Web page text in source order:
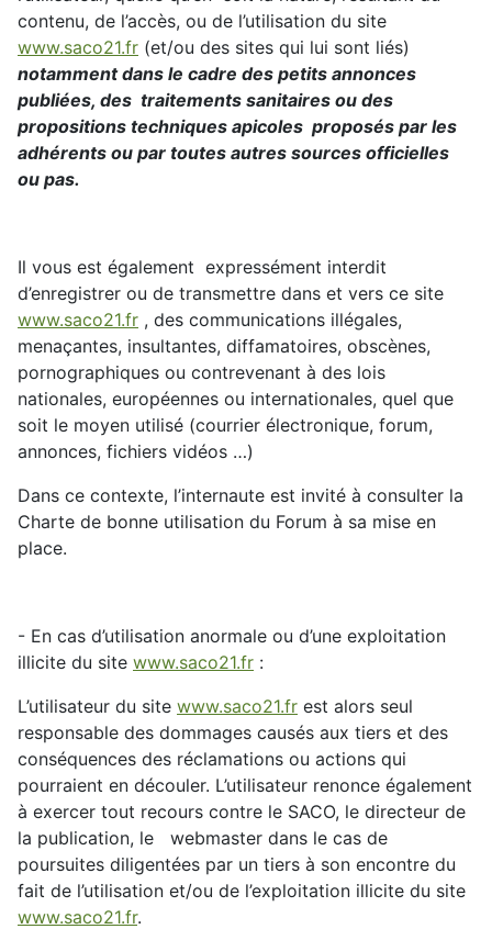
contenu, de l’accès, ou de l’utilisation du site
www.saco21.fr (et/ou des sites qui lui sont liés)
notamment dans le cadre des petits annonces
publiées, des traitements sanitaires ou des
propositions techniques apicoles proposés par les
adhérents ou par toutes autres sources officielles
ou pas.
Il vous est également expressément interdit
d’enregistrer ou de transmettre dans et vers ce site
www.saco21.fr , des communications illégales,
menaçantes, insultantes, diffamatoires, obscènes,
pornographiques ou contrevenant à des lois
nationales, européennes ou internationales, quel que
soit le moyen utilisé (courrier électronique, forum,
annonces, fichiers vidéos …)
Dans ce contexte, l’internaute est invité à consulter la
Charte de bonne utilisation du Forum à sa mise en
place.
- En cas d’utilisation anormale ou d’une exploitation
illicite du site www.saco21.fr :
L’utilisateur du site www.saco21.fr est alors seul
responsable des dommages causés aux tiers et des
conséquences des réclamations ou actions qui
pourraient en découler. L’utilisateur renonce également
à exercer tout recours contre le SACO, le directeur de
la publication, le webmaster dans le cas de
poursuites diligentées par un tiers à son encontre du
fait de l’utilisation et/ou de l’exploitation illicite du site
www.saco21.fr.